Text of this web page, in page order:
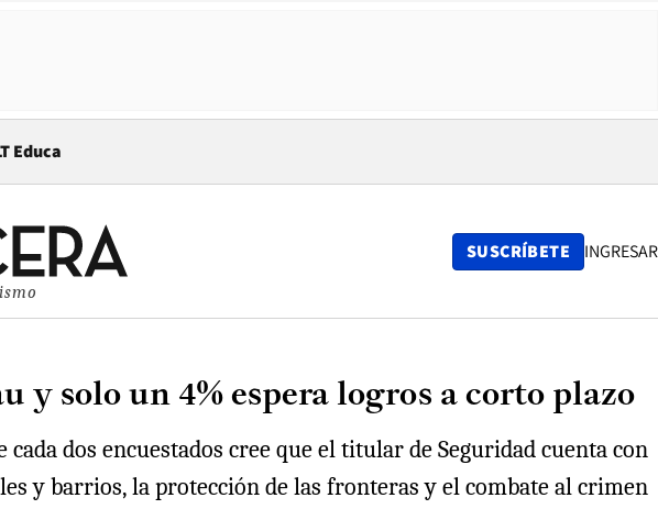
in new window
Educa
SUSCRÍBETE INGRESAR
y solo un 4% espera logros a corto plazo
dos encuestados cree que el titular de Seguridad cuenta con
y barrios, la protección de las fronteras y el combate al crimen